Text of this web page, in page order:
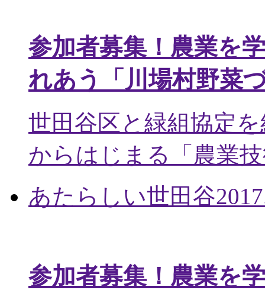
参加者募集！農業を
れあう「川場村野菜
世田谷区と緑組協定
からはじまる「農業
あたらしい世田谷
参加者募集！農業を